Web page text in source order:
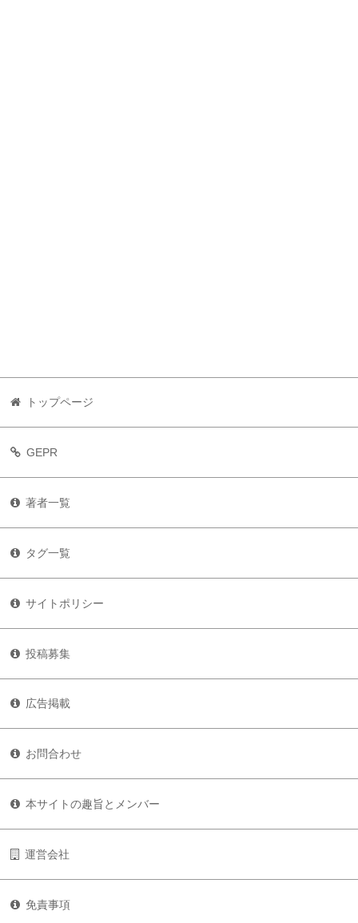
トップページ
GEPR
著者一覧
タグ一覧
サイトポリシー
投稿募集
広告掲載
お問合わせ
本サイトの趣旨とメンバー
運営会社
免責事項